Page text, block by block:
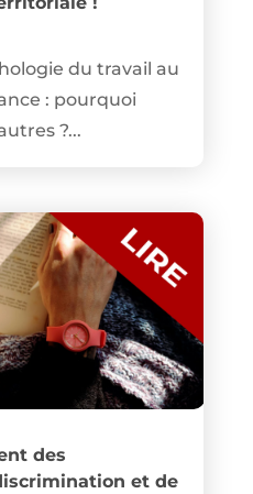
du travail au
: pourquoi
?...
des
et de